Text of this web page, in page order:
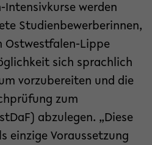
werden
Studienbewerberinnen,
Ostwestfalen-Lippe
sich sprachlich
vorzubereiten und die
zum
abzulegen. „Diese
einzige Voraussetzung